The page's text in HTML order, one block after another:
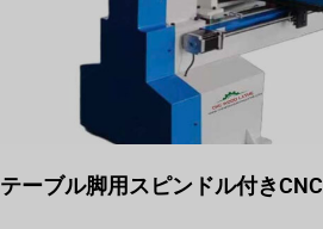
テーブル脚用スピンドル付き